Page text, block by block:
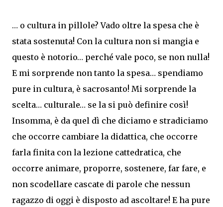
… o cultura in pillole? Vado oltre la spesa che è
stata sostenuta! Con la cultura non si mangia e
questo è notorio… perché vale poco, se non nulla!
E mi sorprende non tanto la spesa… spendiamo
pure in cultura, è sacrosanto! Mi sorprende la
scelta… culturale… se la si può definire così!
Insomma, è da quel dì che diciamo e stradiciamo
che occorre cambiare la didattica, che occorre
farla finita con la lezione cattedratica, che
occorre animare, proporre, sostenere, far fare, e
non scodellare cascate di parole che nessun
ragazzo di oggi è disposto ad ascoltare! E ha pure